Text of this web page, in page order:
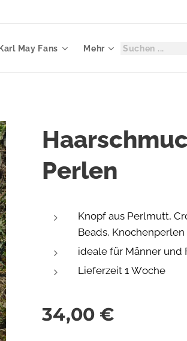
Karl May Fans Mehr
Perlen
Knopf aus Perlmutt,
Beads,
ideale für Männer und
Lieferzeit 1 Woche
34,00 €